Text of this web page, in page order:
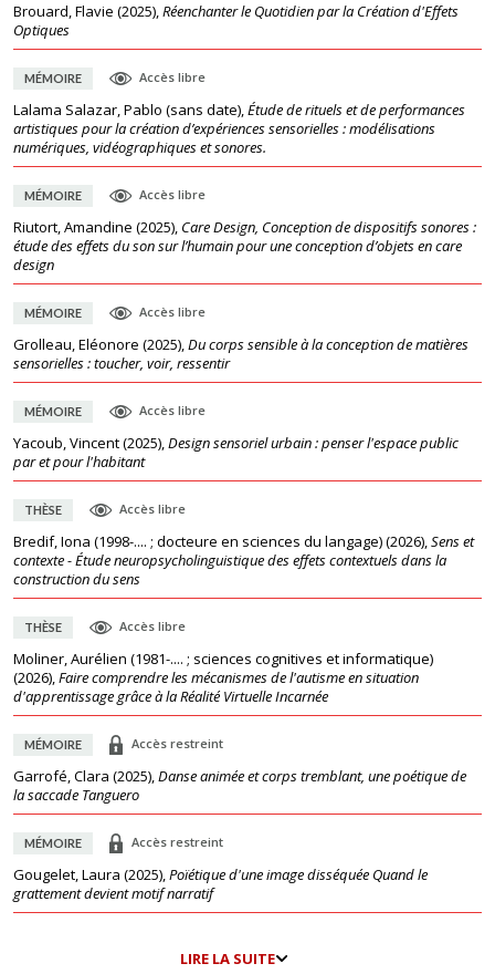
Brouard, Flavie (2025),Réenchanter le Quotidien par la Création d'Effets
Optiques
MÉMOIRE Accès libre
Lalama Salazar, Pablo (sans date),Étude de rituels et de performances
artistiques pour la création d’expériences sensorielles : modélisations
numériques, vidéographiques et sonores.
MÉMOIRE Accès libre
Riutort, Amandine (2025), Care Design, Conception de dispositifs sonores :
étude des effets du son sur l’humain pour une conception d’objets en care
design
MÉMOIRE Accès libre
Grolleau, Eléonore (2025),Du corps sensible à la conception de matières
sensorielles : toucher, voir, ressentir
MÉMOIRE Accès libre
Yacoub, Vincent(2025),Design sensoriel urbain : penser l'espace public
par et pour l'habitant
THÈSE Accès libre
Bredif, Iona (1998-.... ; docteure en sciences du langage)(2026),Sens et
contexte - Étude neuropsycholinguistique des effets contextuels dans la
construction du sens
THÈSE Accès libre
Moliner, Aurélien (1981-.... ; sciences cognitives et informatique)
(2026),Faire comprendre les mécanismes de l'autisme en situation
d'apprentissage grâce à la Réalité Virtuelle Incarnée
MÉMOIRE Accès restreint
Garrofé, Clara (2025),Danse animée et corps tremblant, une poétique de
la saccade Tanguero
MÉMOIRE Accès restreint
Gougelet, Laura (2025),Poïétique d'une image disséquée Quand le
grattement devient motif narratif
LIRE LA SUITE